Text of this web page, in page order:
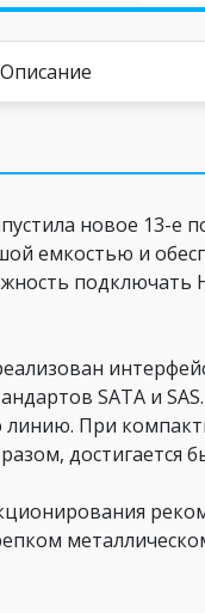
Описание
новое 13-е
емкостью и
подключать
SATA и
линию. При
достигается